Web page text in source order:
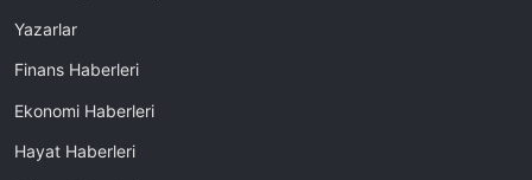
Yazarlar
Finans Haberleri
Ekonomi Haberleri
Hayat Haberleri